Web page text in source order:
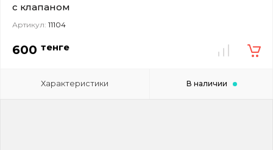
с клапаном
Артикул: 11104
600 тенге
Характеристики В наличии